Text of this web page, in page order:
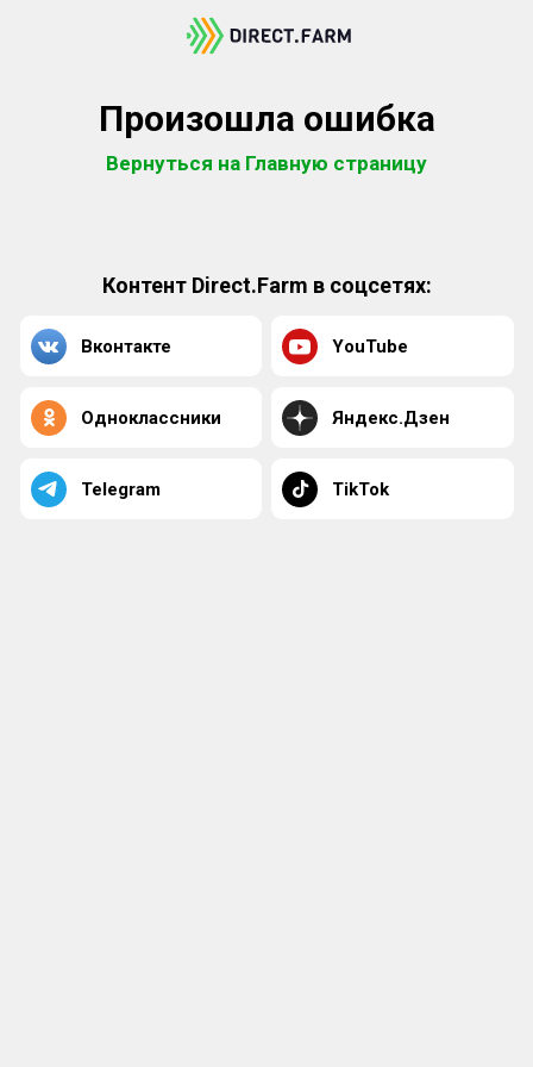
Произошла ошибка
Вернуться на Главную страницу
Контент Direct.Farm в соцсетях:
Вконтакте YouTube
Одноклассники Яндекс.Дзен
Telegram TikTok